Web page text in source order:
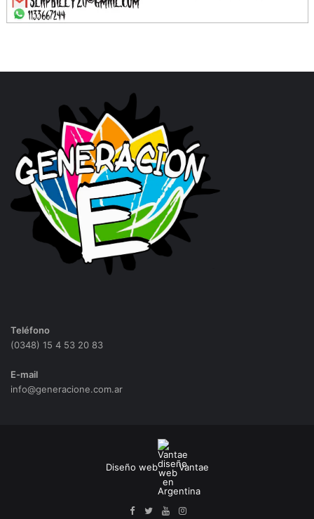
Teléfono
(0348) 15 4 53 20 83
E-mail
info@generacione.com.ar
Diseño web Vantae